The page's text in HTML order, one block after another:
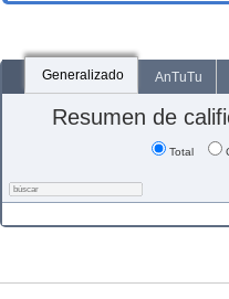
Generalizado AnTuTu
Resumen de
Total